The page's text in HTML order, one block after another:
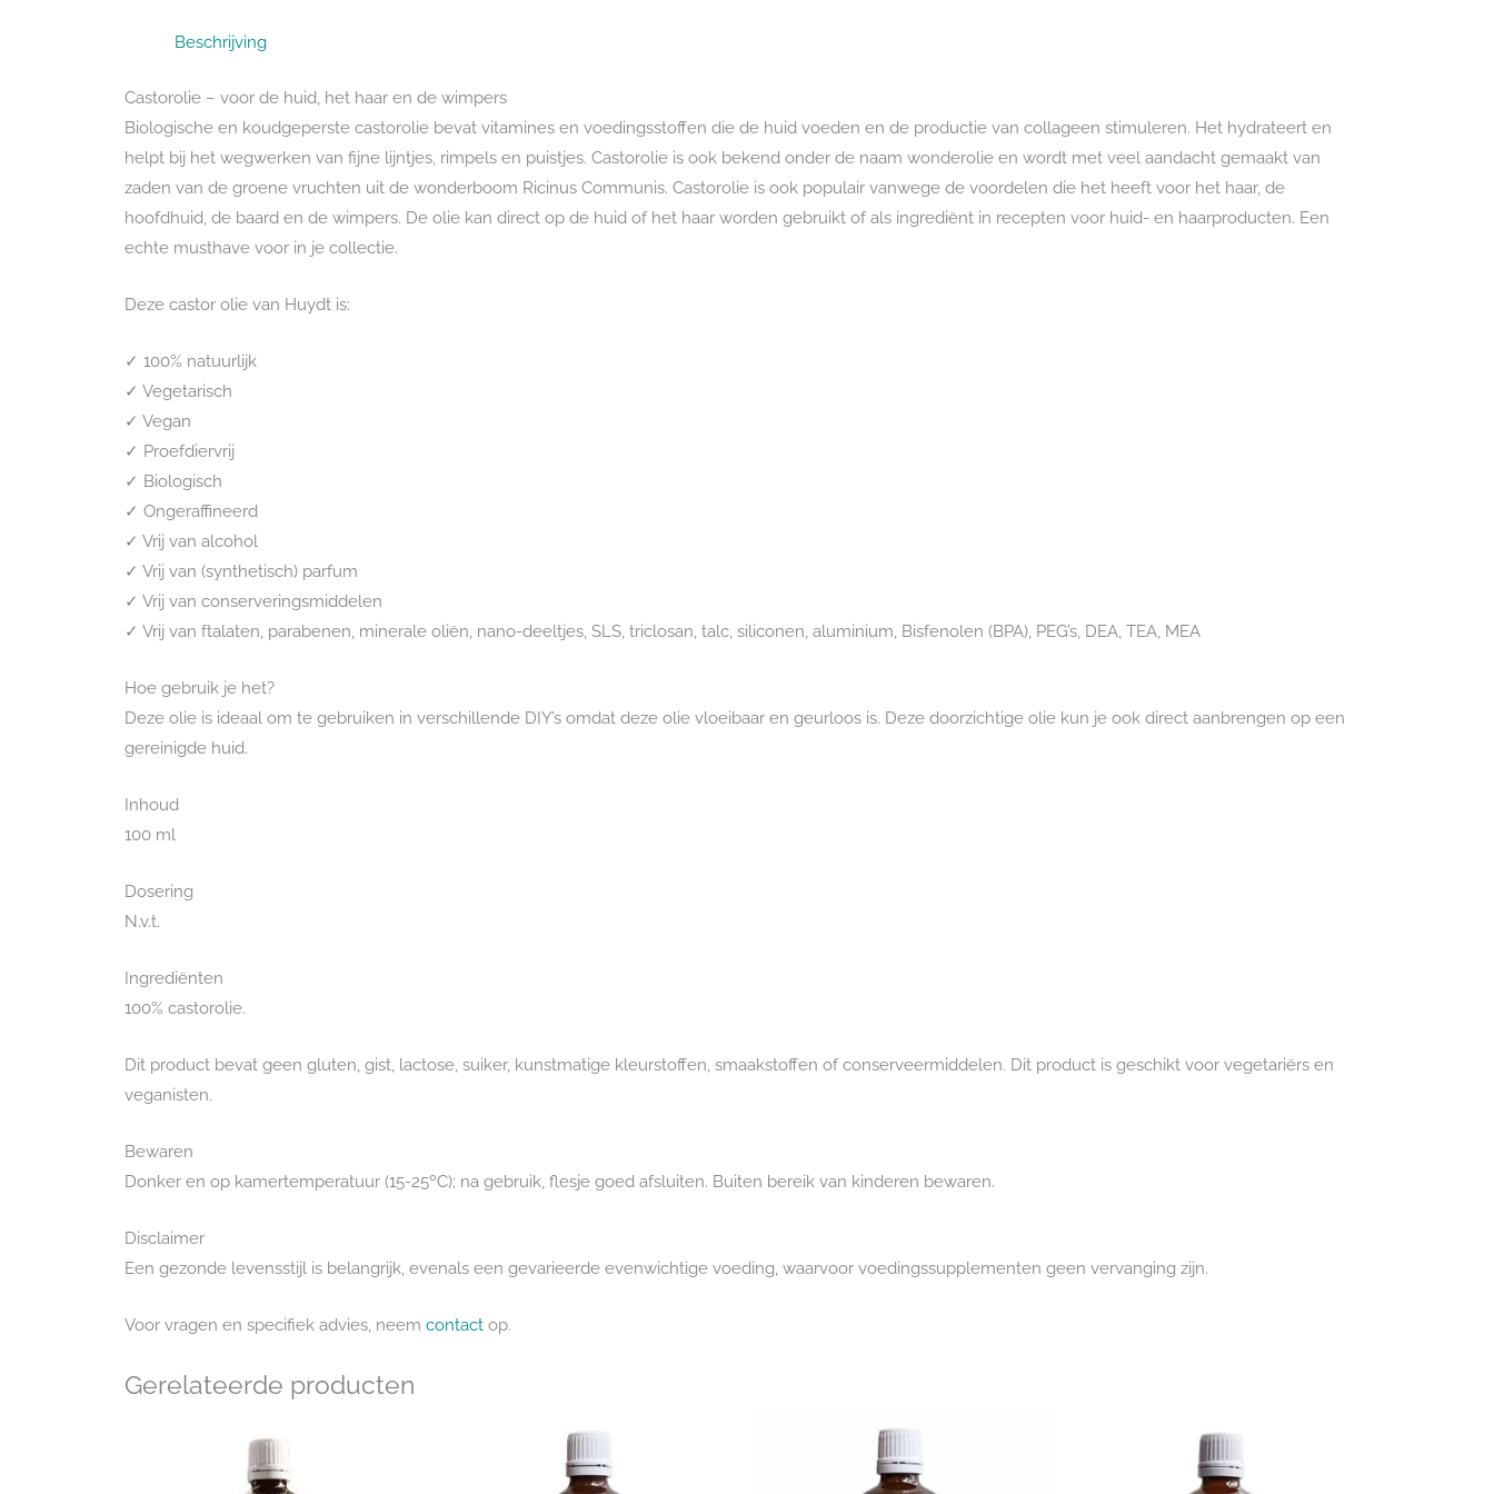
Beschrijving
Castorolie – voor de huid, het haar en de wimpers
Biologische en koudgeperste castorolie bevat vitamines en voedingsstoffen die de huid voeden en de productie van collageen stimuleren. Het hydrateert en
helpt bij het wegwerken van fijne lijntjes, rimpels en puistjes. Castorolie is ook bekend onder de naam wonderolie en wordt met veel aandacht gemaakt van
zaden van de groene vruchten uit de wonderboom Ricinus Communis. Castorolie is ook populair vanwege de voordelen die het heeft voor het haar, de
hoofdhuid, de baard en de wimpers. De olie kan direct op de huid of het haar worden gebruikt of als ingrediënt in recepten voor huid- en haarproducten. Een
echte musthave voor in je collectie.
Deze castor olie van Huydt is:
✓ 100% natuurlijk
✓ Vegetarisch
✓ Vegan
✓ Proefdiervrij
✓ Biologisch
✓ Ongeraffineerd
✓ Vrij van alcohol
✓ Vrij van (synthetisch) parfum
✓ Vrij van conserveringsmiddelen
✓ Vrij van ftalaten, parabenen, minerale oliën, nano-deeltjes, SLS, triclosan, talc, siliconen, aluminium, Bisfenolen (BPA), PEG’s, DEA, TEA, MEA
Hoe gebruik je het?
Deze olie is ideaal om te gebruiken in verschillende DIY’s omdat deze olie vloeibaar en geurloos is. Deze doorzichtige olie kun je ook direct aanbrengen op een
gereinigde huid.
Inhoud
100 ml
Dosering
N.v.t.
Ingrediënten
100% castorolie.
Dit product bevat geen gluten, gist, lactose, suiker, kunstmatige kleurstoffen, smaakstoffen of conserveermiddelen. Dit product is geschikt voor vegetariërs en
veganisten.
Bewaren
Donker en op kamertemperatuur (15-25ºC); na gebruik, flesje goed afsluiten. Buiten bereik van kinderen bewaren.
Disclaimer
Een gezonde levensstijl is belangrijk, evenals een gevarieerde evenwichtige voeding, waarvoor voedingssupplementen geen vervanging zijn.
Voor vragen en specifiek advies, neem contact op.
Gerelateerde producten